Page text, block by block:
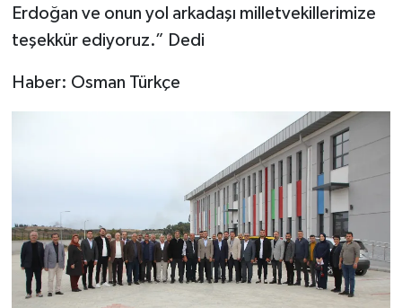
Erdoğan ve onun yol arkadaşı milletvekillerimize
teşekkür ediyoruz.” Dedi
Haber: Osman Türkçe